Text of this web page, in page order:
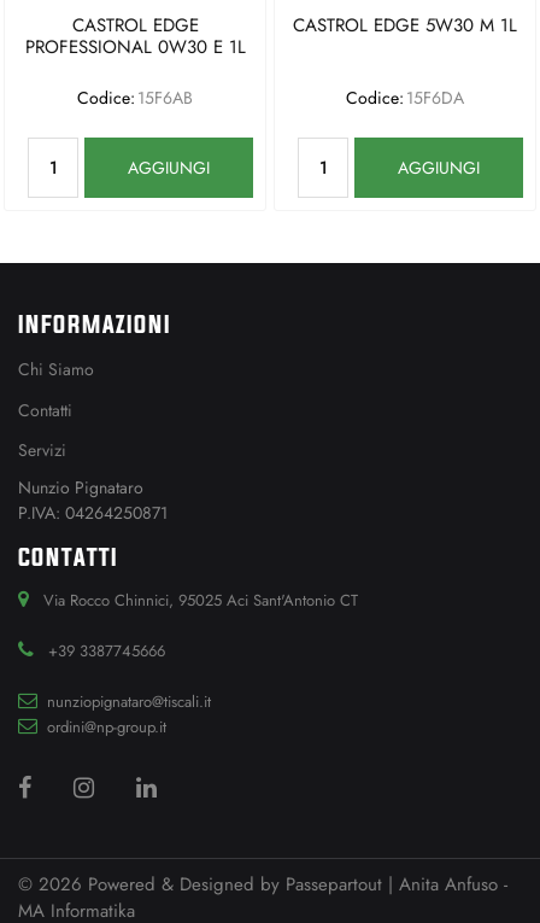
CASTROL EDGE
PROFESSIONAL 0W30 E 1L
Codice: 15F6AB
AGGIUNGI
CASTROL EDGE 5W30 M 1L
Codice: 15F6DA
AGGIUNGI
INFORMAZIONI
Chi Siamo
Contatti
Servizi
Nunzio Pignataro
P.IVA: 04264250871
CONTATTI
Via Rocco Chinnici, 95025 Aci Sant'Antonio CT
+39 3387745666
nunziopignataro@tiscali.it
ordini@np-group.it
© 2026 Powered & Designed by Passepartout | Anita Anfuso -
MA Informatika